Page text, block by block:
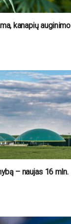
kanapių auginimo
– naujas 16 mln.